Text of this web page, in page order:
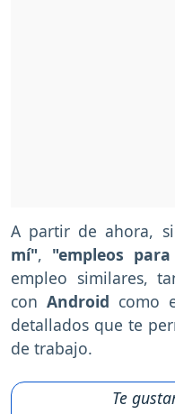
A partir de ahora, si
mí", "empleos
empleo similares,
conAndroid como
detallados que te
de trabajo.
Te